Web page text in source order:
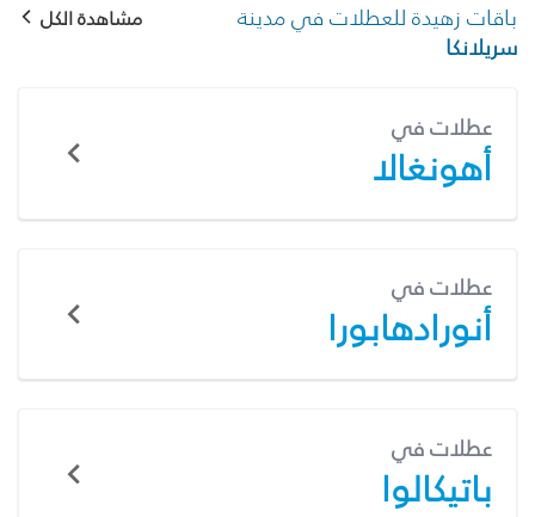
باقات زهيدة للعطلات في مدينة
سريلانكا
مشاهدة الكل
عطلات في
أهونغالا
عطلات في
أنورادهابورا
عطلات في
باتيكالوا